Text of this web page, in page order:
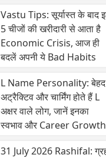
Vastu Tips: सूर्यास्त के बाद
5 चीजों की खरीदारी से आता है
Economic Crisis, आज ही
बदलें अपनी ये Bad Habits
L Name Personality: बेहद
अट्रैक्टिव और चार्मिंग होते हैं L
अक्षर वाले लोग, जानें इनका
स्वभाव और Career Growth
31 July 2026 Rashifal: